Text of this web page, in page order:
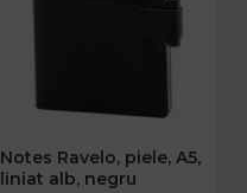
Notes Ravelo, piele, A5,
liniat alb, negru